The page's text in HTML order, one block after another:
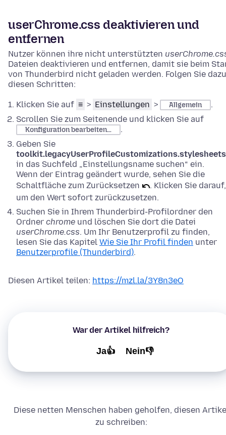
userChrome.css deaktivieren und
entfernen
Nutzer können ihre nicht unterstützten
Dateien deaktivieren und entfernen, damit sie beim
von Thunderbird nicht geladen werden. Folgen Sie dazu
diesen Schritten:
Klicken Sie auf ≡ > Einstellungen > Allgemein
.
Scrollen Sie zum Seitenende und klicken Sie auf
Konfiguration bearbeiten…
.
Geben Sie
toolkit.legacyUserProfileCustomizations.stylesheets
in das Suchfeld „Einstellungsname suchen“ ein.
Wenn der Eintrag geändert wurde, sehen Sie die
Schaltfläche zum Zurücksetzen
. Klicken Sie darauf,
um den Wert sofort zurückzusetzen.
Suchen Sie in Ihrem Thunderbird-Profilordner den
Ordner chrome und löschen Sie dort die Datei
userChrome.css. Um Ihr Benutzerprofil zu finden,
lesen Sie das Kapitel Wie Sie Ihr Profil finden unter
Benutzerprofile (Thunderbird).
Diesen Artikel teilen: https://mzl.la/3Y8n3eO
War der Artikel hilfreich?
Ja👍 Nein👎
Diese netten Menschen haben geholfen, diesen
zu schreiben: